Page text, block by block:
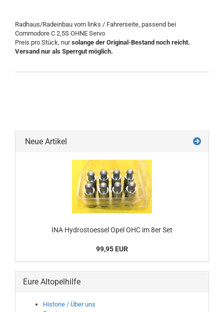
Radhaus/Radeinbau vorn links / Fahrerseite, passend bei
Commodore C 2,5S OHNE Servo
Preis pro Stück, nursolange der Original-Bestand noch reicht.
Versand nur als Sperrgut möglich.
Neue Artikel
INA Hydrostoessel Opel OHC im 8er Set
99,95 EUR
Eure Altopelhilfe
Historie / Über uns